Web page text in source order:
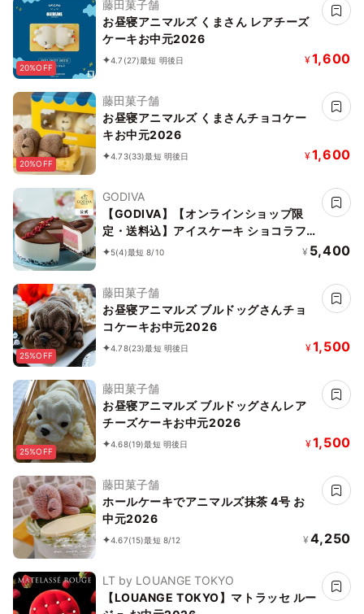
20%OFF
藤田菓子舗
お昼寝アニマルズ くまさん レアチーズ
ケーキお中元2026
4.7 (27)最短 明後日 ¥1,600
20%OFF
藤田菓子舗
お昼寝アニマルズ くまさんチョコケー
キお中元2026
4.73(33)最短 明後日 ¥1,600
GODIVA
【GODIVA】【オンラインショップ限
定・送料込】アイスケーキ ショコラフ
ランボワーズ お中元2026
5(4)最短 8/10 ¥ 5,400
25%OFF
藤田菓子舗
お昼寝アニマルズ ブルドッグさんチョ
コケーキお中元2026
4.78(23)最短 明後日 ¥1,500
25%OFF
藤田菓子舗
お昼寝アニマルズ ブルドッグさんレア
チーズケーキお中元2026
4.68(19)最短 明後日 ¥1,500
藤田菓子舗
ホールケーキでアニマルズ抹茶 4号 お
中元2026
4.67(15)最短 8/12 ¥ 4,250
LT by LOUANGE TOKYO
【LOUANGE TOKYO】マトラッセ ルー